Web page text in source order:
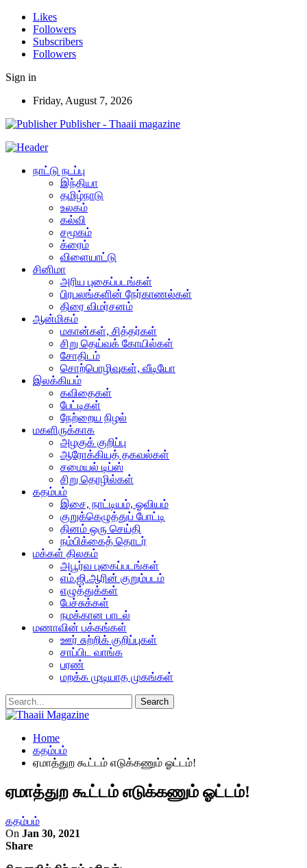
Likes
Followers
Subscribers
Followers
Sign in
Friday, August 7, 2026
Publisher - Thaaii magazine
நாட்டு நடப்பு
இந்தியா
தமிழ்நாடு
உலகம்
கல்வி
சமூகம்
க்ரைம்
விளையாட்டு
சினிமா
அரிய புகைப்படங்கள்
பிரபலங்களின் நேர்காணல்கள்
திரை விமர்சனம்
ஆன்மிகம்
மகான்கள், சித்தர்கள்
சிறு தெய்வக் கோயில்கள்
சோதிடம்
சொற்பொழிவுகள், வீடியோ
இலக்கியம்
கவிதைகள்
பேட்டிகள்
நேற்றைய நிழல்
மகளிருக்காக
அழகுக் குறிப்பு
ஆரோக்கியத் தகவல்கள்
சமையல் டிப்ஸ்
சிறு தொழில்கள்
கதம்பம்
இசை, நாட்டியம், ஓவியம்
குறுக்கெழுத்துப் போட்டி
தினம் ஒரு செய்தி
நம்பிக்கைத் தொடர்
மக்கள் திலகம்
அபூர்வ புகைப்படங்கள்
எம்.ஜி.ஆரின் குறும்படம்
எழுத்துக்கள்
பேச்சுக்கள்
நமக்கான பாடல்
மணாவின் பக்கங்கள்
ஊர் சுற்றிக் குறிப்புகள்
சாப்பிட வாங்க
பரண்
மறக்க முடியாத முகங்கள்
Home
கதம்பம்
ஏமாத்துற கூட்டம் எடுக்கணும் ஓட்டம்!
ஏமாத்துற கூட்டம் எடுக்கணும் ஓட்டம்!
கதம்பம்
On Jan 30, 2021
Share